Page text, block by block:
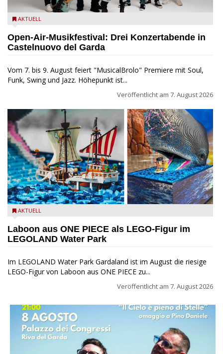
Castelnuovo del Garda: Die "Dirotta su Cuba" zu Gast beim
AKTUELL
Open-Air-Musikfestival: Drei Konzertabende in
Castelnuovo del Garda
Vom 7. bis 9. August feiert "MusicalBrolo" Premiere mit Soul,
Funk, Swing und Jazz. Höhepunkt ist...
Veröffentlicht am 7. August 2026
Laboon aus ONE PIECE als LEGO-Figur im LEGOLAND Water
AKTUELL
Laboon aus ONE PIECE als LEGO-Figur im
LEGOLAND Water Park
Im LEGOLAND Water Park Gardaland ist im August die riesige
LEGO-Figur von Laboon aus ONE PIECE zu...
Veröffentlicht am 7. August 2026